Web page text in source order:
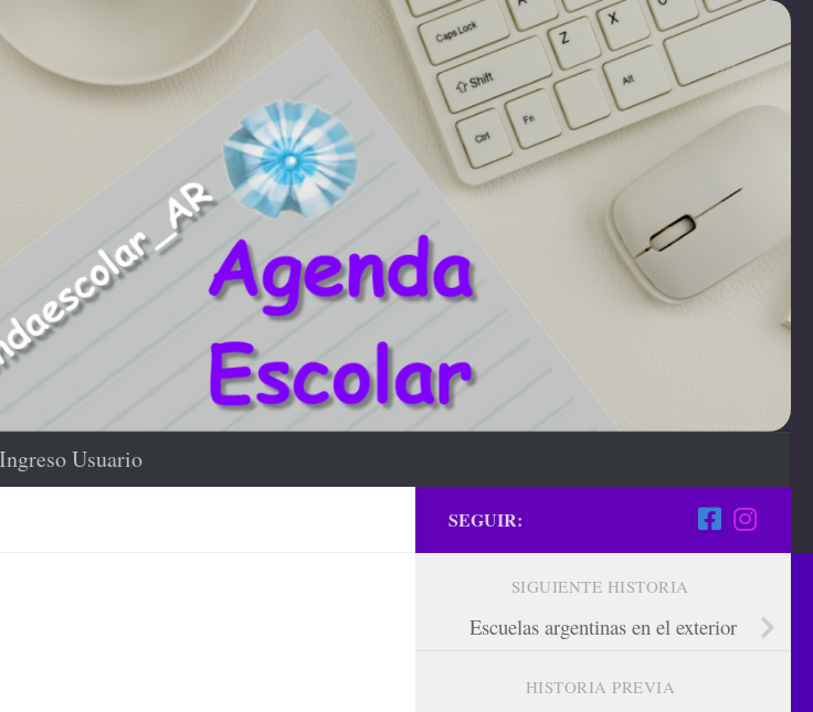
Ingreso Usuario
SEGUIR:
SIGUIENTE HISTORIA
Escuelas argentinas en el exterior
HISTORIA PREVIA